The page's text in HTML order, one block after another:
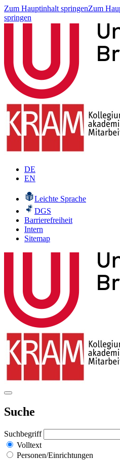
Zum Hauptinhalt springenZum
springen
DE
EN
Leichte Sprache
DGS
Barrierefreiheit
Intern
Sitemap
Suche
Suchbegriff
Volltext
Personen/Einrichtungen